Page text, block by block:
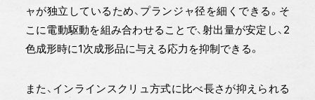
ャが独立しているため、プランジャ径を細くできる。そ
こに電動駆動を組み合わせることで、射出量が安定し、2
色成形時に1次成形品に与える応力を抑制できる。
また、インラインスクリュ方式に比べ長さが抑えられる